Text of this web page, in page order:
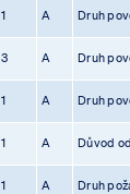
1 A Druh
3 A Druh
1 A Druh
1 A Důvod
1 A Druh